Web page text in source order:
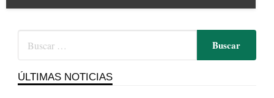
ÚLTIMAS NOTICIAS